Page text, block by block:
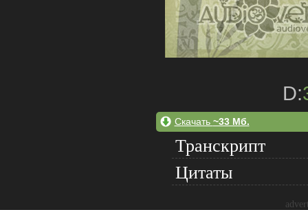
D:
Скачать ~33 Мб.
Транскрипт
Цитаты